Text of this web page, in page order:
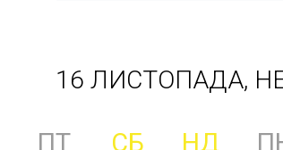
16 ЛИСТОПАДА,
ПТ СБ НД